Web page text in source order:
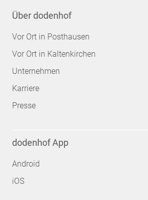
Über dodenhof
Vor Ort in Posthausen
Vor Ort in Kaltenkirchen
Unternehmen
Karriere
Presse
dodenhof App
Android
iOS